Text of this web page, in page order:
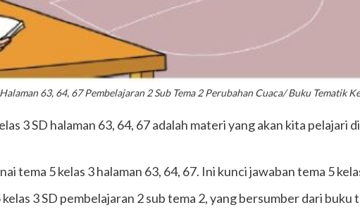
63, 64, 67 Pembelajaran 2 Sub Tema 2 Perubahan Cuaca/ Buku Tematik
3 SD halaman 63, 64, 67 adalah materi yang akan kita pelajari
tema 5 kelas 3 halaman 63, 64, 67. Ini kunci jawaban tema 5
3 SD pembelajaran 2 sub tema 2, yang bersumber dari